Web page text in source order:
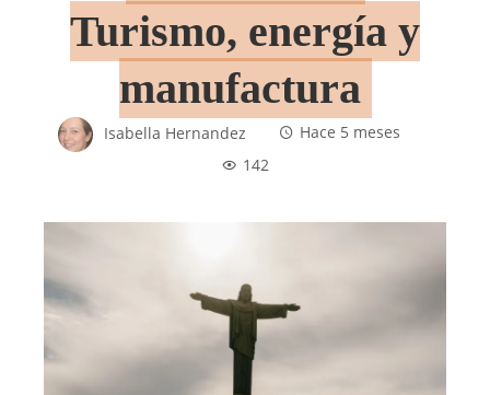
Turismo, energía y
manufactura
Isabella Hernandez
Hace 5 meses
142